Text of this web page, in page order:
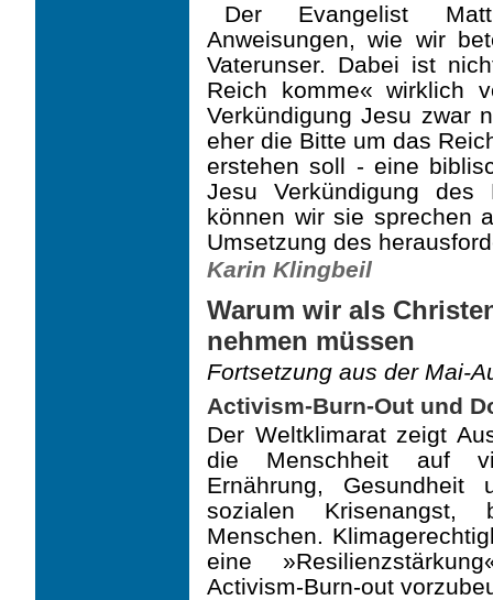
Der Evangelist
Anweisungen, wie wir
Vaterunser. Dabei ist
Reich komme« wirklich
Verkündigung Jesu zwar
eher die Bitte um das
erstehen soll - eine
Jesu Verkündigung des
können wir sie sprechen
Umsetzung des
Karin Klingbeil
Warum wir als
nehmen müssen
Fortsetzung aus der Mai-
Activism-Burn-Out und
Der Weltklimarat zeigt
die Menschheit auf
Ernährung, Gesundheit
sozialen
Menschen.
eine
Activism-Burn-out